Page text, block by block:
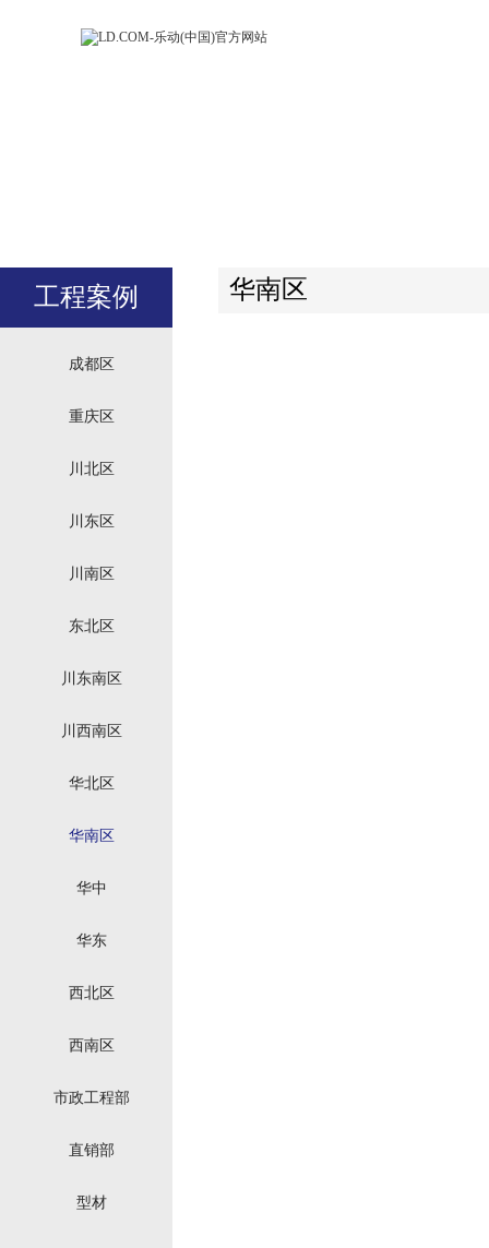
工程案例
成都区
重庆区
川北区
川东区
川南区
东北区
川东南区
川西南区
华北区
华南区
华中
华东
西北区
西南区
市政工程部
直销部
型材
华南区